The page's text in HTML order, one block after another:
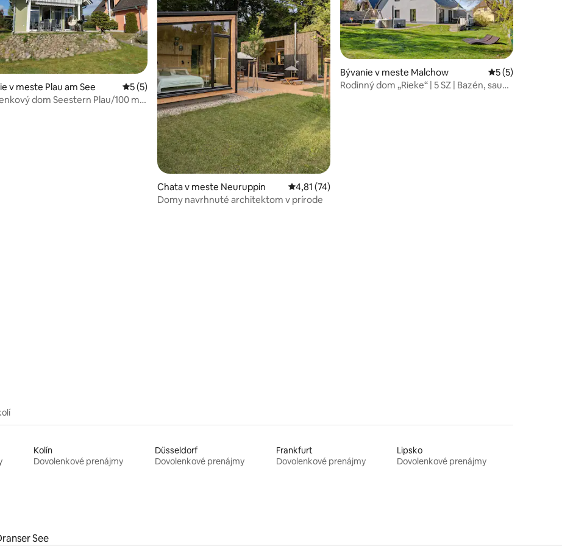
4,82 z 5, počet hodnotení: 60
v meste Plau am See Priemerné ohodnotenie 5 z 5, počet hodnotení: 5
5 (5)
dom Seestern Plau/100 m
Chata v meste Neuruppin Priemerné ohodnotenie 4,81 z 5, počet hodnotení: 74
4,81 (74)
Domy navrhnuté architektom v prírode
Bývanie v meste Malchow Priemerné
5 (5)
Rodinný dom „Rieke“ | 5 SZ | Bazén, sauna
Kolín
Dovolenkové prenájmy
Düsseldorf
Dovolenkové prenájmy
Frankfurt
Dovolenkové prenájmy
Lipsko
Dovolenkové prenájmy
See